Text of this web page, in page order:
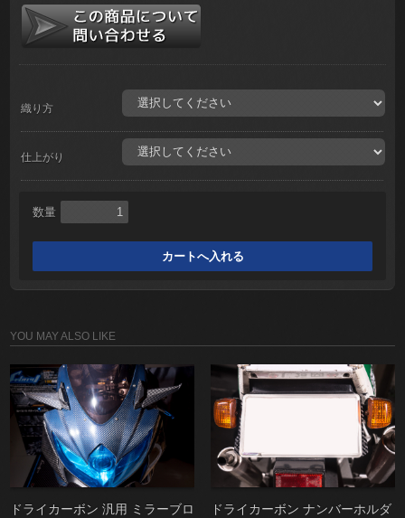
織り方
仕上がり
数量
YOU MAY ALSO LIKE
ドライカーボン 汎用 ミラーブロ
ドライカーボン ナンバーホルダ